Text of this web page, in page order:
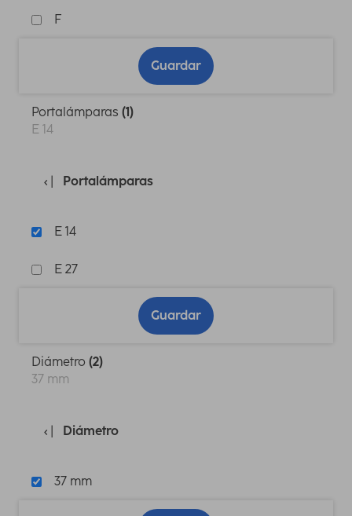
F
Guardar
Portalámparas (1)
E 14
Portalámparas
E 14
E 27
Guardar
Diámetro (2)
37 mm
Diámetro
37 mm